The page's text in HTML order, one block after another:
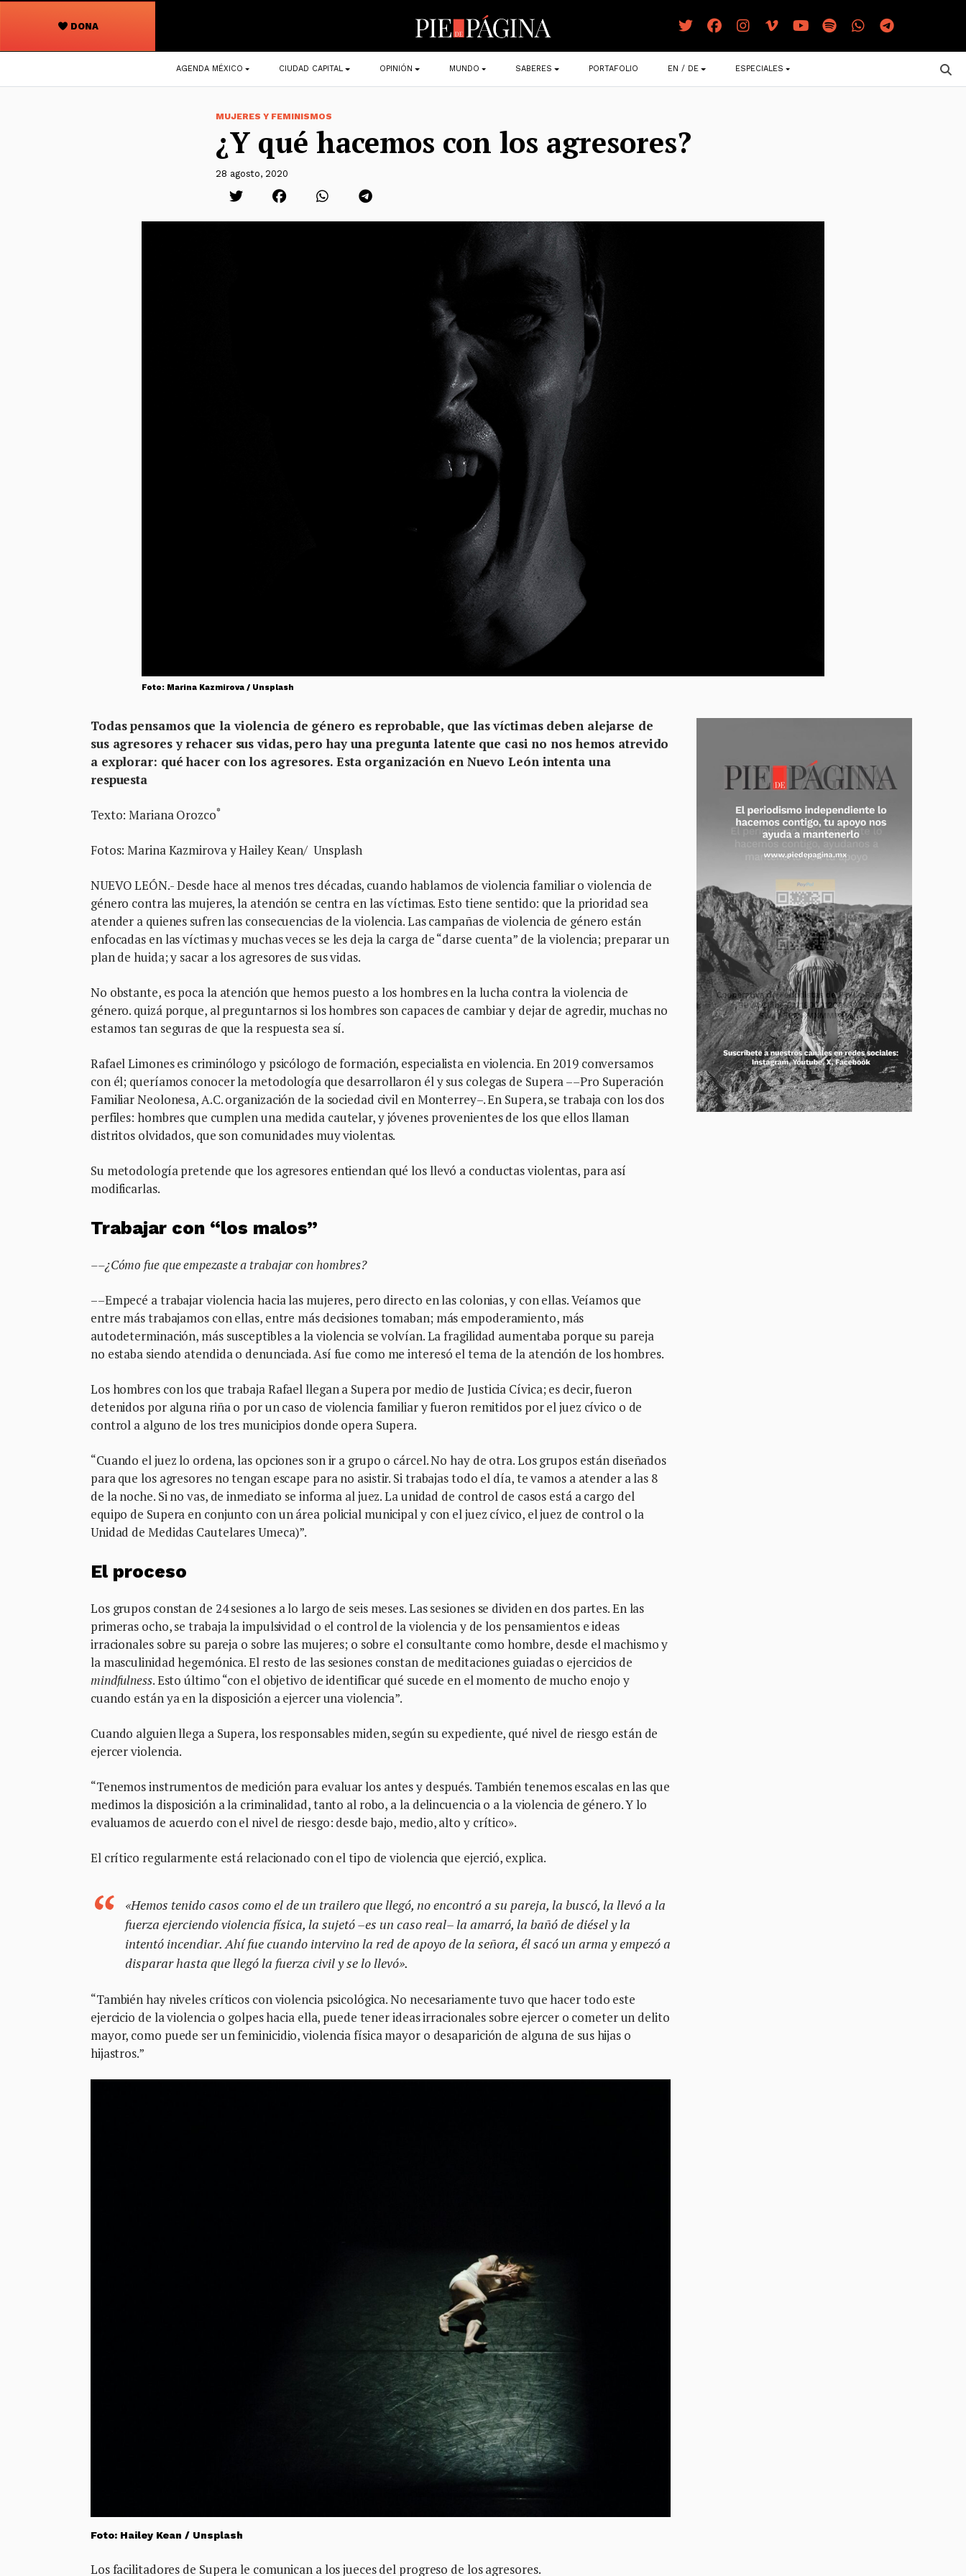
DONA
Navegación
principal
AGENDA MÉXICO CIUDAD CAPITAL OPINIÓN MUNDO SABERES PORTAFOLIO EN / DE ESPECIALES
MUJERES Y FEMINISMOS
¿Y qué hacemos con los agresores?
28 agosto, 2020
Foto: Marina Kazmirova / Unsplash
Todas pensamos que la violencia de género es reprobable, que las víctimas deben alejarse de
sus agresores y rehacer sus vidas, pero hay una pregunta latente que casi no nos hemos atrevido
a explorar: qué hacer con los agresores. Esta organización en Nuevo León intenta una
respuesta
Texto: Mariana Orozco*
Fotos: Marina Kazmirova y Hailey Kean/ Unsplash
NUEVO LEÓN.- Desde hace al menos tres décadas, cuando hablamos de violencia familiar o violencia de
género contra las mujeres, la atención se centra en las víctimas. Esto tiene sentido: que la prioridad sea
atender a quienes sufren las consecuencias de la violencia. Las campañas de violencia de género están
enfocadas en las víctimas y muchas veces se les deja la carga de “darse cuenta” de la violencia; preparar un
plan de huida; y sacar a los agresores de sus vidas.
No obstante, es poca la atención que hemos puesto a los hombres en la lucha contra la violencia de
género. quizá porque, al preguntarnos si los hombres son capaces de cambiar y dejar de agredir, muchas no
estamos tan seguras de que la respuesta sea sí.
Rafael Limones es criminólogo y psicólogo de formación, especialista en violencia. En 2019 conversamos
con él; queríamos conocer la metodología que desarrollaron él y sus colegas de Supera ––Pro Superación
Familiar Neolonesa, A.C. organización de la sociedad civil en Monterrey–. En Supera, se trabaja con los dos
perfiles: hombres que cumplen una medida cautelar, y jóvenes provenientes de los que ellos llaman
distritos olvidados, que son comunidades muy violentas.
Su metodología pretende que los agresores entiendan qué los llevó a conductas violentas, para así
modificarlas.
Trabajar con “los malos”
––¿Cómo fue que empezaste a trabajar con hombres?
––Empecé a trabajar violencia hacia las mujeres, pero directo en las colonias, y con ellas. Veíamos que
entre más trabajamos con ellas, entre más decisiones tomaban; más empoderamiento, más
autodeterminación, más susceptibles a la violencia se volvían. La fragilidad aumentaba porque su pareja
no estaba siendo atendida o denunciada. Así fue como me interesó el tema de la atención de los hombres.
Los hombres con los que trabaja Rafael llegan a Supera por medio de Justicia Cívica; es decir, fueron
detenidos por alguna riña o por un caso de violencia familiar y fueron remitidos por el juez cívico o de
control a alguno de los tres municipios donde opera Supera.
“Cuando el juez lo ordena, las opciones son ir a grupo o cárcel. No hay de otra. Los grupos están diseñados
para que los agresores no tengan escape para no asistir. Si trabajas todo el día, te vamos a atender a las 8
de la noche. Si no vas, de inmediato se informa al juez. La unidad de control de casos está a cargo del
equipo de Supera en conjunto con un área policial municipal y con el juez cívico, el juez de control o la
Unidad de Medidas Cautelares Umeca)”.
El proceso
Los grupos constan de 24 sesiones a lo largo de seis meses. Las sesiones se dividen en dos partes. En las
primeras ocho, se trabaja la impulsividad o el control de la violencia y de los pensamientos e ideas
irracionales sobre su pareja o sobre las mujeres; o sobre el consultante como hombre, desde el machismo y
la masculinidad hegemónica. El resto de las sesiones constan de meditaciones guiadas o ejercicios de
mindfulness. Esto último “con el objetivo de identificar qué sucede en el momento de mucho enojo y
cuando están ya en la disposición a ejercer una violencia”.
Cuando alguien llega a Supera, los responsables miden, según su expediente, qué nivel de riesgo están de
ejercer violencia.
“Tenemos instrumentos de medición para evaluar los antes y después. También tenemos escalas en las que
medimos la disposición a la criminalidad, tanto al robo, a la delincuencia o a la violencia de género. Y lo
evaluamos de acuerdo con el nivel de riesgo: desde bajo, medio, alto y crítico».
El crítico regularmente está relacionado con el tipo de violencia que ejerció, explica.
«Hemos tenido casos como el de un trailero que llegó, no encontró a su pareja, la buscó, la llevó a la
fuerza ejerciendo violencia física, la sujetó –es un caso real– la amarró, la bañó de diésel y la
intentó incendiar. Ahí fue cuando intervino la red de apoyo de la señora, él sacó un arma y empezó a
disparar hasta que llegó la fuerza civil y se lo llevó».
“También hay niveles críticos con violencia psicológica. No necesariamente tuvo que hacer todo este
ejercicio de la violencia o golpes hacia ella, puede tener ideas irracionales sobre ejercer o cometer un delito
mayor, como puede ser un feminicidio, violencia física mayor o desaparición de alguna de sus hijas o
hijastros.”
Foto: Hailey Kean / Unsplash
Los facilitadores de Supera le comunican a los jueces del progreso de los agresores.